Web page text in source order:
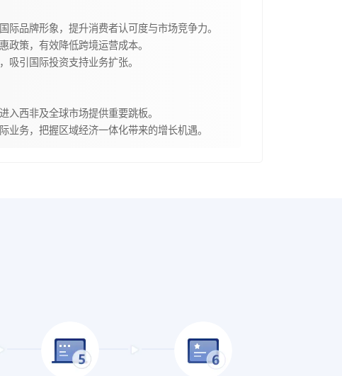
际品牌形象，提升消费者认可度与市场竞争力。
政策，有效降低跨境运营成本。
吸引国际投资支持业务扩张。
入西非及全球市场提供重要跳板。
业务，把握区域经济一体化带来的增长机遇。